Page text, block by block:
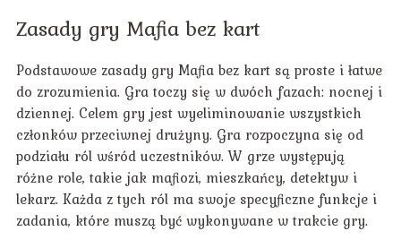
Zasady gry Mafia bez kart
Podstawowe zasady gry Mafia bez kart są proste i łatwe
do zrozumienia. Gra toczy się w dwóch fazach: nocnej i
dziennej. Celem gry jest wyeliminowanie wszystkich
członków przeciwnej drużyny. Gra rozpoczyna się od
podziału ról wśród uczestników. W grze występują
różne role, takie jak mafiozi, mieszkańcy, detektyw i
lekarz. Każda z tych ról ma swoje specyficzne funkcje i
zadania, które muszą być wykonywane w trakcie gry.